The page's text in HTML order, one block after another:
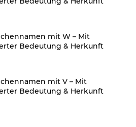
mit W – Mit
Bedeutung & Herkunft
mit V – Mit
Bedeutung & Herkunft